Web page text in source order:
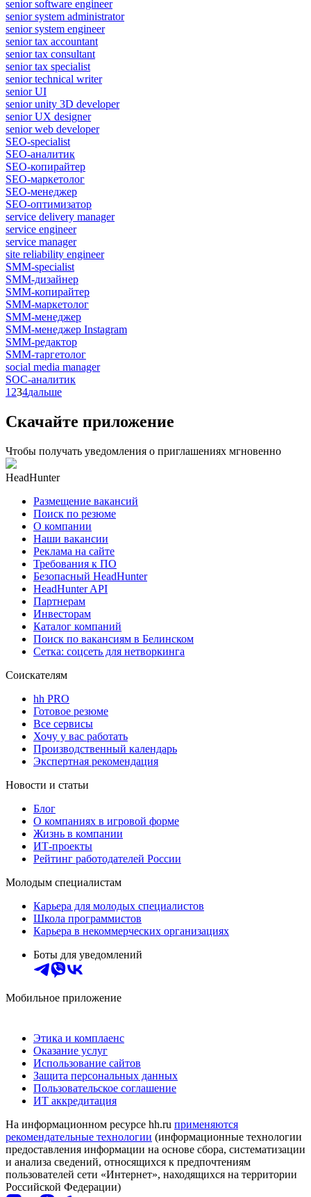
senior software engineer
senior system administrator
senior system engineer
senior tax accountant
senior tax consultant
senior tax specialist
senior technical writer
senior UI
senior unity 3D developer
senior UX designer
senior web developer
SEO-specialist
SEO-аналитик
SEO-копирайтер
SEO-маркетолог
SEO-менеджер
SEO-оптимизатор
service delivery manager
service engineer
service manager
site reliability engineer
SMM-specialist
SMM-дизайнер
SMM-копирайтер
SMM-маркетолог
SMM-менеджер
SMM-менеджер Instagram
SMM-редактор
SMM-таргетолог
social media manager
SOC-аналитик
1 234дальше
Скачайте приложение
Чтобы получать уведомления о приглашениях мгновенно
HeadHunter
Размещение вакансий
Поиск по резюме
О компании
Наши вакансии
Реклама на сайте
Требования к ПО
Безопасный HeadHunter
HeadHunter API
Партнерам
Инвесторам
Каталог компаний
Поиск по вакансиям в Белинском
Сетка: соцсеть для нетворкинга
Соискателям
hh PRO
Готовое резюме
Все сервисы
Хочу у вас работать
Производственный календарь
Экспертная рекомендация
Новости и статьи
Блог
О компаниях в игровой форме
Жизнь в компании
ИТ-проекты
Рейтинг работодателей России
Молодым специалистам
Карьера для молодых специалистов
Школа программистов
Карьера в некоммерческих организациях
Боты для уведомлений
Мобильное приложение
Этика и комплаенс
Оказание услуг
Использование сайтов
Защита персональных данных
Пользовательское соглашение
ИТ аккредитация
На информационном ресурсе hh.ru применяются
рекомендательные технологии (информационные технологии
предоставления информации на основе сбора, систематизации
и анализа сведений, относящихся к предпочтениям
пользователей сети «Интернет», находящихся на территории
Российской Федерации)